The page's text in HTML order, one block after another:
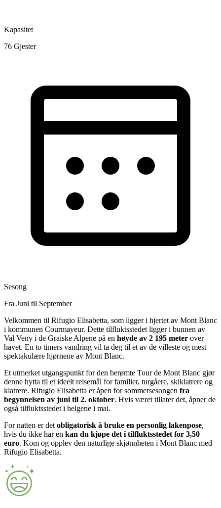
Kapasitet
76 Gjester
Sesong
Fra Juni til September
Velkommen til Rifugio Elisabetta, som ligger i hjertet av Mont Blanc
i kommunen Courmayeur. Dette tilfluktsstedet ligger i bunnen av
Val Veny i de Graiske Alpene på en høyde av 2 195 meter over
havet. En to timers vandring vil ta deg til et av de villeste og mest
spektakulære hjørnene av Mont Blanc.
Et utmerket utgangspunkt for den berømte Tour de Mont Blanc gjør
denne hytta til et ideelt reisemål for familier, turgåere, skiklatrere og
klatrere. Rifugio Elisabetta er åpen for sommersesongen fra
begynnelsen av juni til 2. oktober. Hvis været tillater det, åpner de
også tilfluktsstedet i helgene i mai.
For natten er det obligatorisk å bruke en personlig lakenpose,
hvis du ikke har en kan du kjøpe det i tilfluktsstedet for 3,50
euro. Kom og opplev den naturlige skjønnheten i Mont Blanc med
Rifugio Elisabetta.